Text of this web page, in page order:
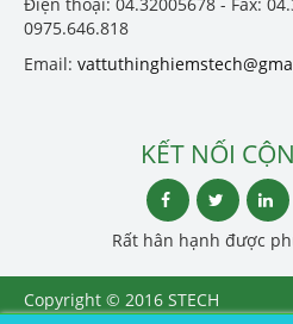
0975.646.818
Email:
KẾT NỐI
Rất hân hạnh được
Copyright © 2016 STECH